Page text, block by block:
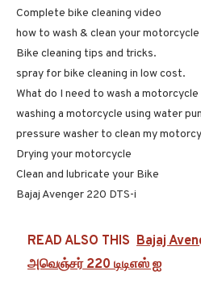
Complete bike cleaning video
how to wash & clean your
Bike cleaning tips and tricks.
spray for bike cleaning in low cost.
What do I need to wash a motorcycle
washing a motorcycle using water
pressure washer to clean my
Drying your motorcycle
Clean and lubricate your Bike
Bajaj Avenger 220 DTS-i
READ ALSO THIS Bajaj
அவெஞ்சர் 220 டிடிஎஸ் ஐ